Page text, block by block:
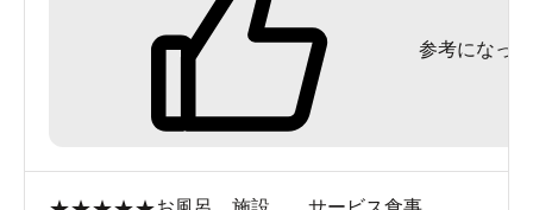
クスの癒やされたいときに利用しています。
女湯に男児がいるのも嫌ですが、騒がしい女児が
いるのも落ち着けない。
参考になった